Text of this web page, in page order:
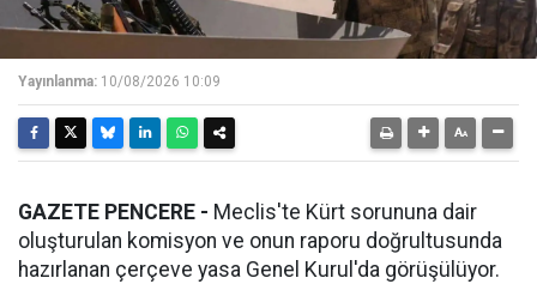
Yayınlanma: 10/08/2026 10:09
GAZETE PENCERE - Meclis'te Kürt sorununa dair
oluşturulan komisyon ve onun raporu doğrultusunda
hazırlanan çerçeve yasa Genel Kurul'da görüşülüyor.